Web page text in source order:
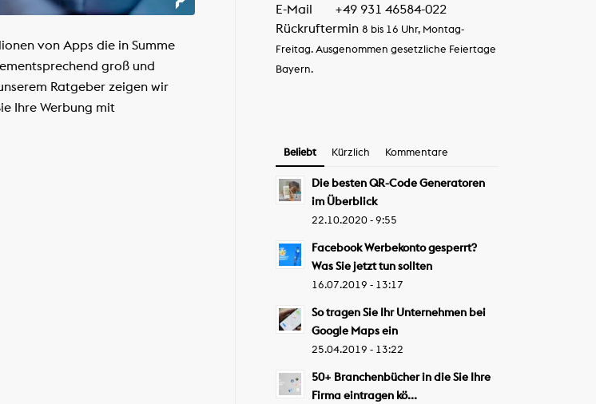
von Apps die in Summe
groß und
Ratgeber zeigen wir
Ihre Werbung mit
E-Mail
+49 931 46584-022
Rückruftermin 8 bis 16 Uhr, Montag-
Freitag. Ausgenommen gesetzliche Feiertage
Bayern.
Beliebt Kürzlich Kommentare
Die besten QR-Code Generatoren
im Überblick
22.10.2020 - 9:55
Facebook Werbekonto gesperrt?
Was Sie jetzt tun sollten
16.07.2019 - 13:17
So tragen Sie Ihr Unternehmen bei
Google Maps ein
25.04.2019 - 13:22
50+ Branchenbücher in die Sie Ihre
Firma eintragen kö...